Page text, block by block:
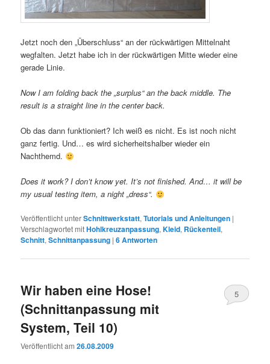
Jetzt noch den „Überschluss“ an der rückwärtigen Mittelnaht
wegfalten. Jetzt habe ich in der rückwärtigen Mitte wieder eine
gerade Linie.
Now I am folding back the „surplus“ an the back middle. The
result is a straight line in the center back.
Ob das dann funktioniert? Ich weiß es nicht. Es ist noch nicht
ganz fertig. Und… es wird sicherheitshalber wieder ein
Nachthemd.
Does it work? I don’t know yet. It’s not finished. And… it will be
my usual testing item, a night „dress“.
Veröffentlicht unterSchnittwerkstatt,Tutorials und Anleitungen |
Verschlagwortet mitHohlkreuzanpassung,Kleid, Rückenteil,
Schnitt,Schnittanpassung |6Antworten
Wir haben eine Hose!
(Schnittanpassung mit
System, Teil 10)
Veröffentlicht am26.08.2009
5